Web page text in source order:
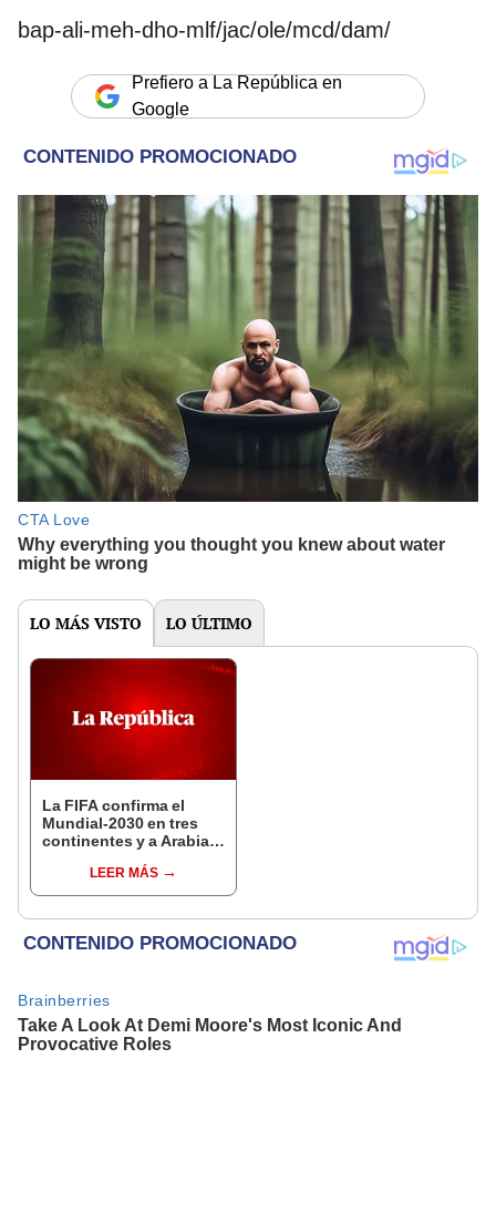
bap-ali-meh-dho-mlf/jac/ole/mcd/dam/
Prefiero a La República en
Google
LO MÁS VISTO LO ÚLTIMO
La FIFA confirma el
Mundial-2030 en tres
continentes y a Arabia
LEER MÁS